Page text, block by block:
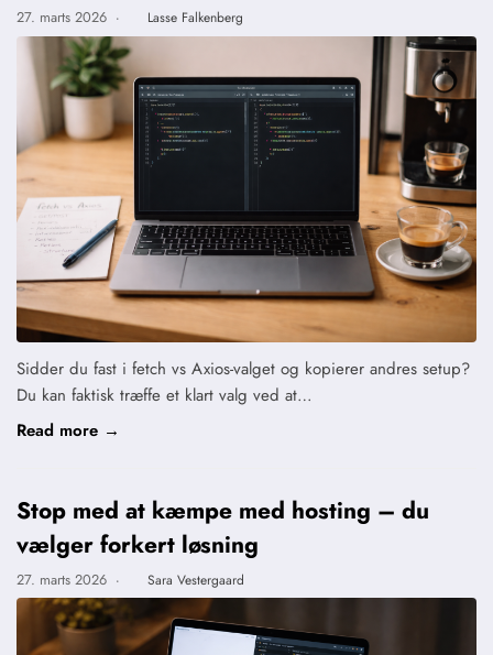
27. marts 2026 · Lasse Falkenberg
Sidder du fast i fetch vs Axios-valget og kopierer andres setup?
Du kan faktisk træffe et klart valg ved at…
Read more →
Stop med at kæmpe med hosting – du
vælger forkert løsning
27. marts 2026 · Sara Vestergaard